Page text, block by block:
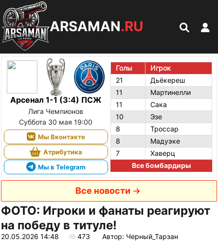
ARSAMAN.RU
Арсенал 1-1 (3:4) ПСЖ
Лига Чемпионов
Суббота 30 мая 19:00
Мы Вконтакте
Атрибутика
Мы в Telegram
Голы
Игрок
21
Дьёкереш
11
Мартинелли
11
Сака
10
Эзе
8
Троссар
8
Мадуэке
7
Хаверц
Все бомбардиры
Все новости
ФОТО: Игроки и фанаты реагируют
на победу в титуле!
20.05.2026 14:48 473 Автор: Черный_Тарзан